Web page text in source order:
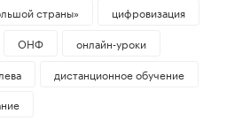
страны»
цифровизация
ОНФ
онлайн-уроки
дистанционное обучение